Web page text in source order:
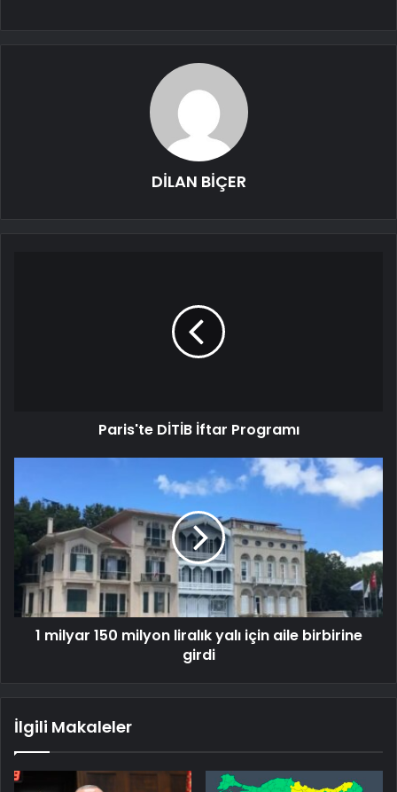
DİLAN BİÇER
Paris'te DİTİB İftar Programı
1 milyar 150 milyon liralık yalı için aile birbirine
girdi
İlgili Makaleler